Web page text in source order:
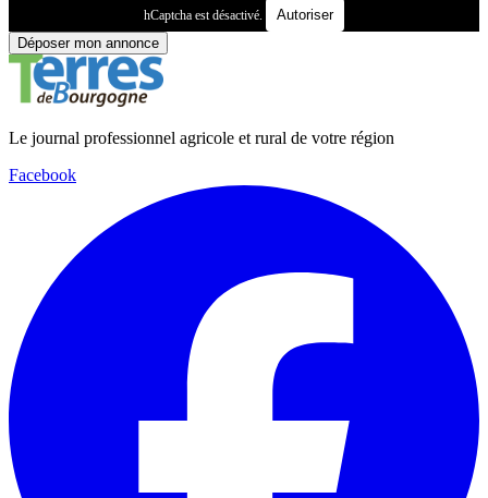
hCaptcha est désactivé.
Autoriser
Déposer mon annonce
Le journal professionnel agricole et rural de votre région
Facebook